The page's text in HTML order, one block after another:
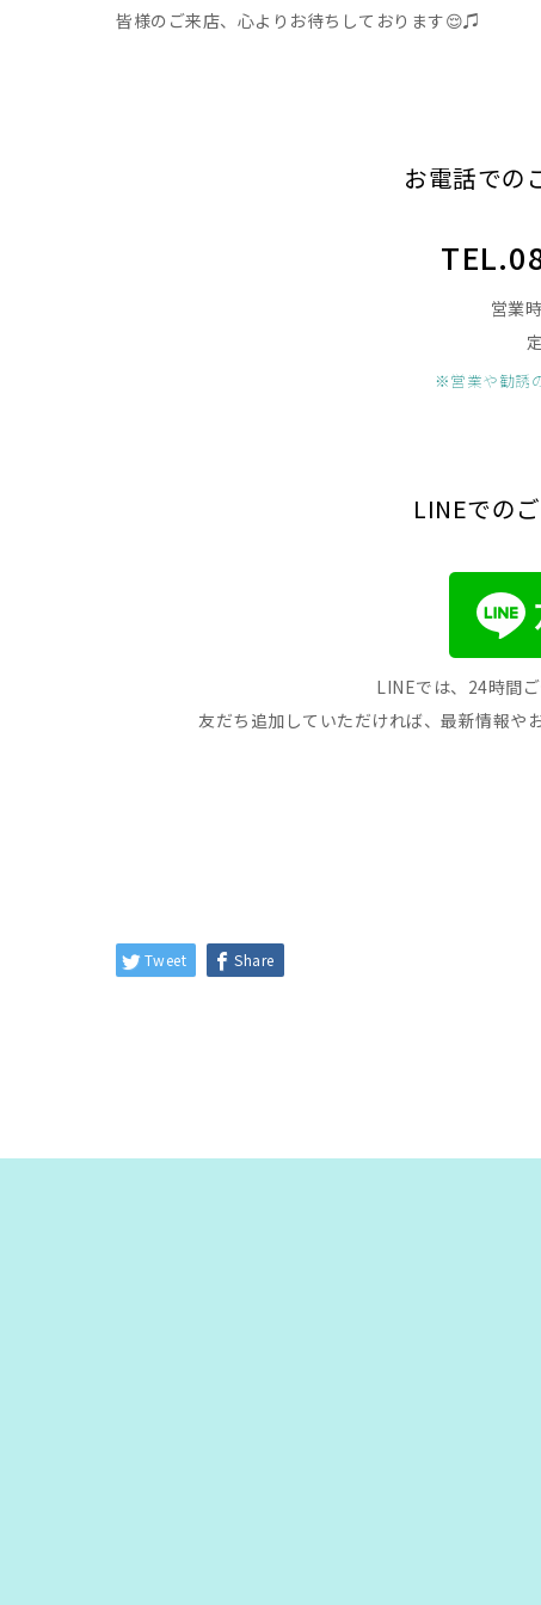
皆様のご来店、心よりお待ちしております😌♫
お電話での
営業
※営業や勧誘
LINEでの
LINEでは、24時間
友だち追加していただければ、最新情報や
Tweet Share